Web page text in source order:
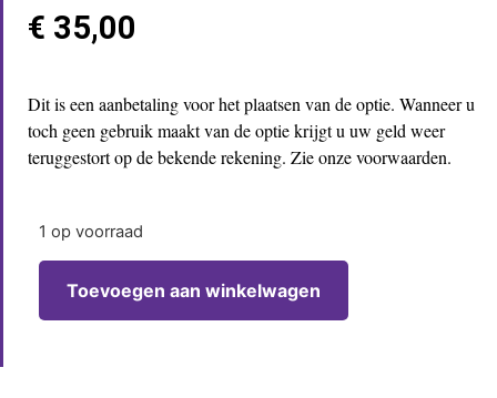
€ 35,00
Dit is een aanbetaling voor het plaatsen van de optie. Wanneer u
toch geen gebruik maakt van de optie krijgt u uw geld weer
teruggestort op de bekende rekening. Zie onze voorwaarden.
1 op voorraad
Toevoegen aan winkelwagen